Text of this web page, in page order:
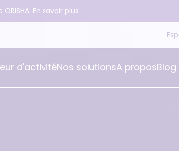
En savoir plus
d'activitéNos solutionsA proposBlog